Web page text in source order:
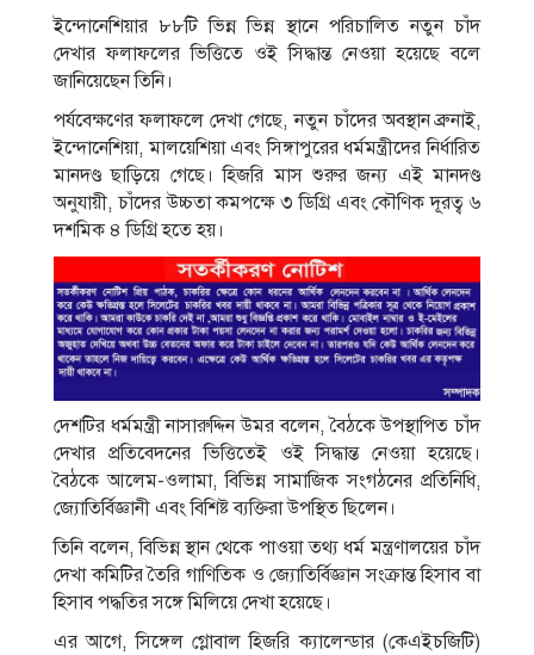
ইন্দোনেশিয়ার ৮৮টি ভিন্ন ভিন্ন স্থানে পরিচালিত নতুন চাঁদ
দেখার ফলাফলের ভিত্তিতে ওই সিদ্ধান্ত নেওয়া হয়েছে বলে
জানিয়েছেন তিনি।
পর্যবেক্ষণের ফলাফলে দেখা গেছে, নতুন চাঁদের অবস্থান ব্রুনাই,
ইন্দোনেশিয়া, মালয়েশিয়া এবং সিঙ্গাপুরের ধর্মমন্ত্রীদের নির্ধারিত
মানদণ্ড ছাড়িয়ে গেছে। হিজরি মাস শুরুর জন্য এই মানদণ্ড
অনুযায়ী, চাঁদের উচ্চতা কমপক্ষে ৩ ডিগ্রি এবং কৌণিক দূরত্ব ৬
দশমিক ৪ ডিগ্রি হতে হয়।
দেশটির ধর্মমন্ত্রী নাসারুদ্দিন উমর বলেন, বৈঠকে উপস্থাপিত চাঁদ
দেখার প্রতিবেদনের ভিত্তিতেই ওই সিদ্ধান্ত নেওয়া হয়েছে।
বৈঠকে আলেম-ওলামা, বিভিন্ন সামাজিক সংগঠনের প্রতিনিধি,
জ্যোতির্বিজ্ঞানী এবং বিশিষ্ট ব্যক্তিরা উপস্থিত ছিলেন।
তিনি বলেন, বিভিন্ন স্থান থেকে পাওয়া তথ্য ধর্ম মন্ত্রণালয়ের চাঁদ
দেখা কমিটির তৈরি গাণিতিক ও জ্যোতির্বিজ্ঞান সংক্রান্ত হিসাব বা
হিসাব পদ্ধতির সঙ্গে মিলিয়ে দেখা হয়েছে।
এর আগে, সিঙ্গেল গ্লোবাল হিজরি ক্যালেন্ডার (কেএইচজিটি)